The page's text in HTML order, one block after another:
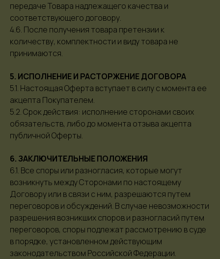
передаче Товара надлежащего качества и
соответствующего договору.
4.6. После получения товара претензии к
количеству, комплектности и виду товара не
принимаются.
5. ИСПОЛНЕНИЕ И РАСТОРЖЕНИЕ ДОГОВОРА
5.1. Настоящая Оферта вступает в силу с момента ее
акцепта Покупателем.
5.2. Срок действия: исполнение сторонами своих
обязательств, либо до момента отзыва акцепта
публичной Оферты.
6. ЗАКЛЮЧИТЕЛЬНЫЕ ПОЛОЖЕНИЯ
6.1. Все споры или разногласия, которые могут
возникнуть между Сторонами по настоящему
Договору или в связи с ним, разрешаются путем
переговоров и обсуждений. В случае невозможности
разрешения возникших споров и разногласий путем
переговоров, споры подлежат рассмотрению в суде
в порядке, установленном действующим
законодательством Российской Федерации.
Кострома
Пряничные Ряды 1.
контакты
+7 967-681-82-65
Telegram
доставка
оплата
обмен и возврат
представители
образы
сервисное
обслуживание
Instagram*
Ежедневно 10:00 - 19:00
order@maricush.com